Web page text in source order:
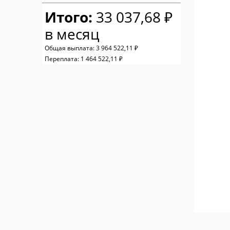
Итого: 33 037,68 ₽
в месяц
Общая выплата: 3 964 522,11 ₽
Переплата: 1 464 522,11 ₽